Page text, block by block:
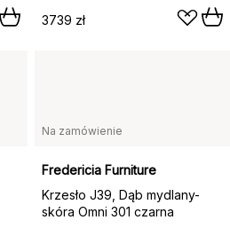
3739 zł
Na zamówienie
Fredericia Furniture
Krzesło J39, Dąb mydlany-
skóra Omni 301 czarna